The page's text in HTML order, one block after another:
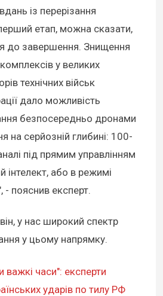
із перерізання
етап, можна сказати,
до завершення. Знищення
у великих
технічних військ
дало можливість
безпосередньо дронами
на серйозній глибині: 100-
під прямим управлінням
інтелект, або в режимі
- пояснив експерт.
у нас широкий спектр
у цьому напрямку.
важкі часи": експерти
ударів по тилу РФ